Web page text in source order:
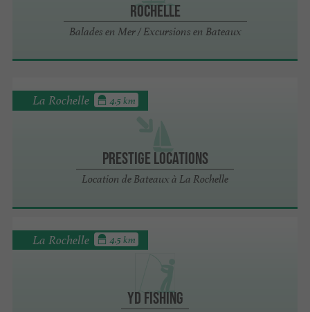
Rochelle
Balades en Mer / Excursions en Bateaux
Prestige Locations
Location de Bateaux à La Rochelle
La Rochelle 4.5 km
YD Fishing
La Rochelle 4.5 km